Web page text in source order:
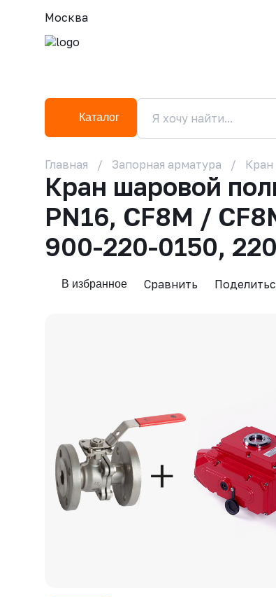
Москва
Каталог
Главная Запорная арматура
Кран шаровой
PN16, CF8M /
900-220-0150,
В избранное Сравнить